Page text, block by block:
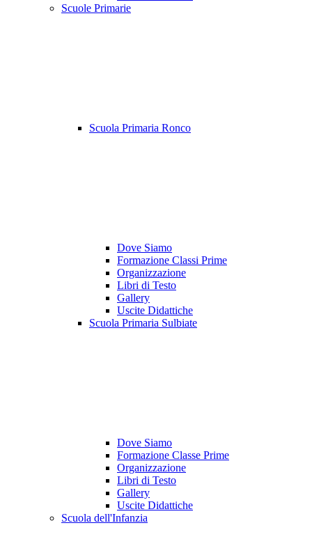
Scuole Primarie
Scuola Primaria Ronco
Dove Siamo
Formazione Classi Prime
Organizzazione
Libri di Testo
Gallery
Uscite Didattiche
Scuola Primaria Sulbiate
Dove Siamo
Formazione Classe Prime
Organizzazione
Libri di Testo
Gallery
Uscite Didattiche
Scuola dell'Infanzia